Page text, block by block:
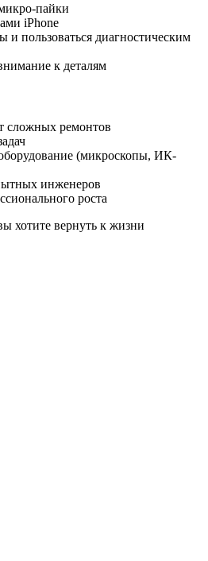
пайки
iPhone
и пользоваться диагностическим
к деталям
сложных ремонтов
(микроскопы, ИК-
инженеров
роста
хотите вернуть к жизни